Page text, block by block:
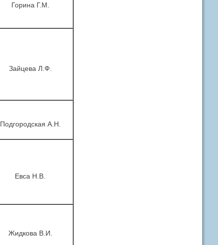
Горина Г.М.
Зайцева Л.Ф.
Подгородская А.Н.
Евса Н.В.
Жидкова В.И.